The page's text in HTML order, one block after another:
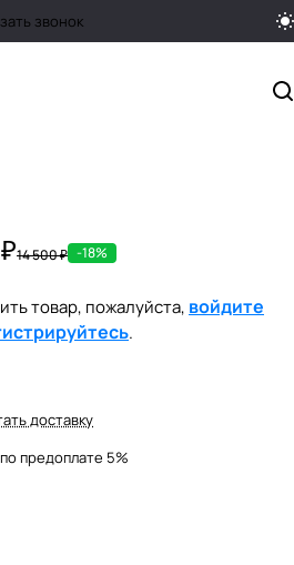
звонок
14 500 ₽ -18%
товар, пожалуйста, войдите
.
доставку
предоплате 5%